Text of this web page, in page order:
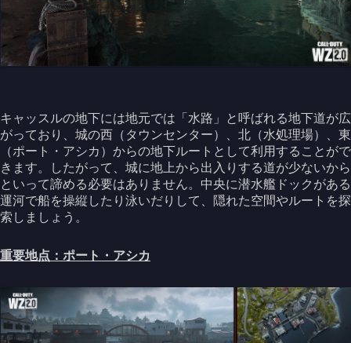
キャッスルの地下には地元では「水路」と呼ばれる地下道が広
がっており、城の西（タウンセンター）、北（水処理場）、東
（ポート・アシカ）からの地下ルートとして利用することがで
きます。したがって、城に地上から出入りする道が少ないから
といって諦める必要はありません。中央に潜水艦ドックがある
運河で船を操縦したり泳いだりして、隠れた空間やルートを探
索しましょう。
重要地点：ポート・アシカ